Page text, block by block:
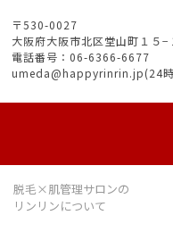
〒530-0027
大阪府大阪市北区堂山町１５
電話番号：06-6366-6677
umeda@happyrinrin.jp(24時
脱毛×肌管理サロンの
リンリンについて